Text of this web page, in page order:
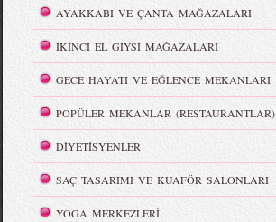
AYAKKABI VE ÇANTA MAĞAZALARI
İKİNCİ EL GİYSİ MAĞAZALARI
GECE HAYATI VE EĞLENCE MEKANLARI
POPÜLER MEKANLAR (RESTAURANTLAR)
DİYETİSYENLER
SAÇ TASARIMI VE KUAFÖR SALONLARI
YOGA MERKEZLERİ